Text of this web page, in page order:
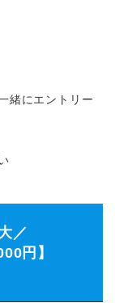
緒にエントリー
／
円】